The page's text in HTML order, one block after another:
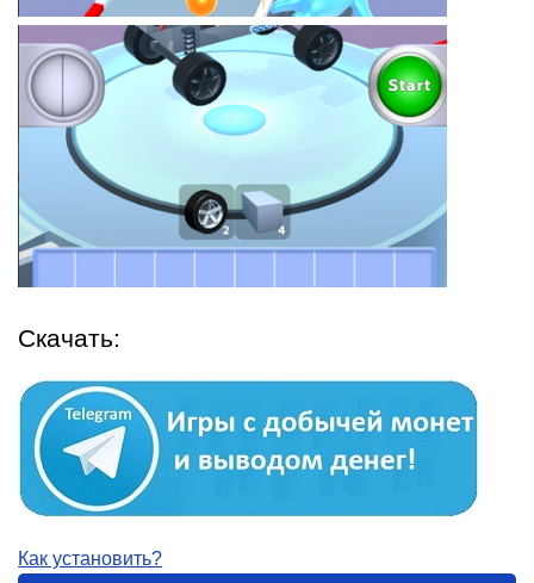
Скачать:
Как установить?